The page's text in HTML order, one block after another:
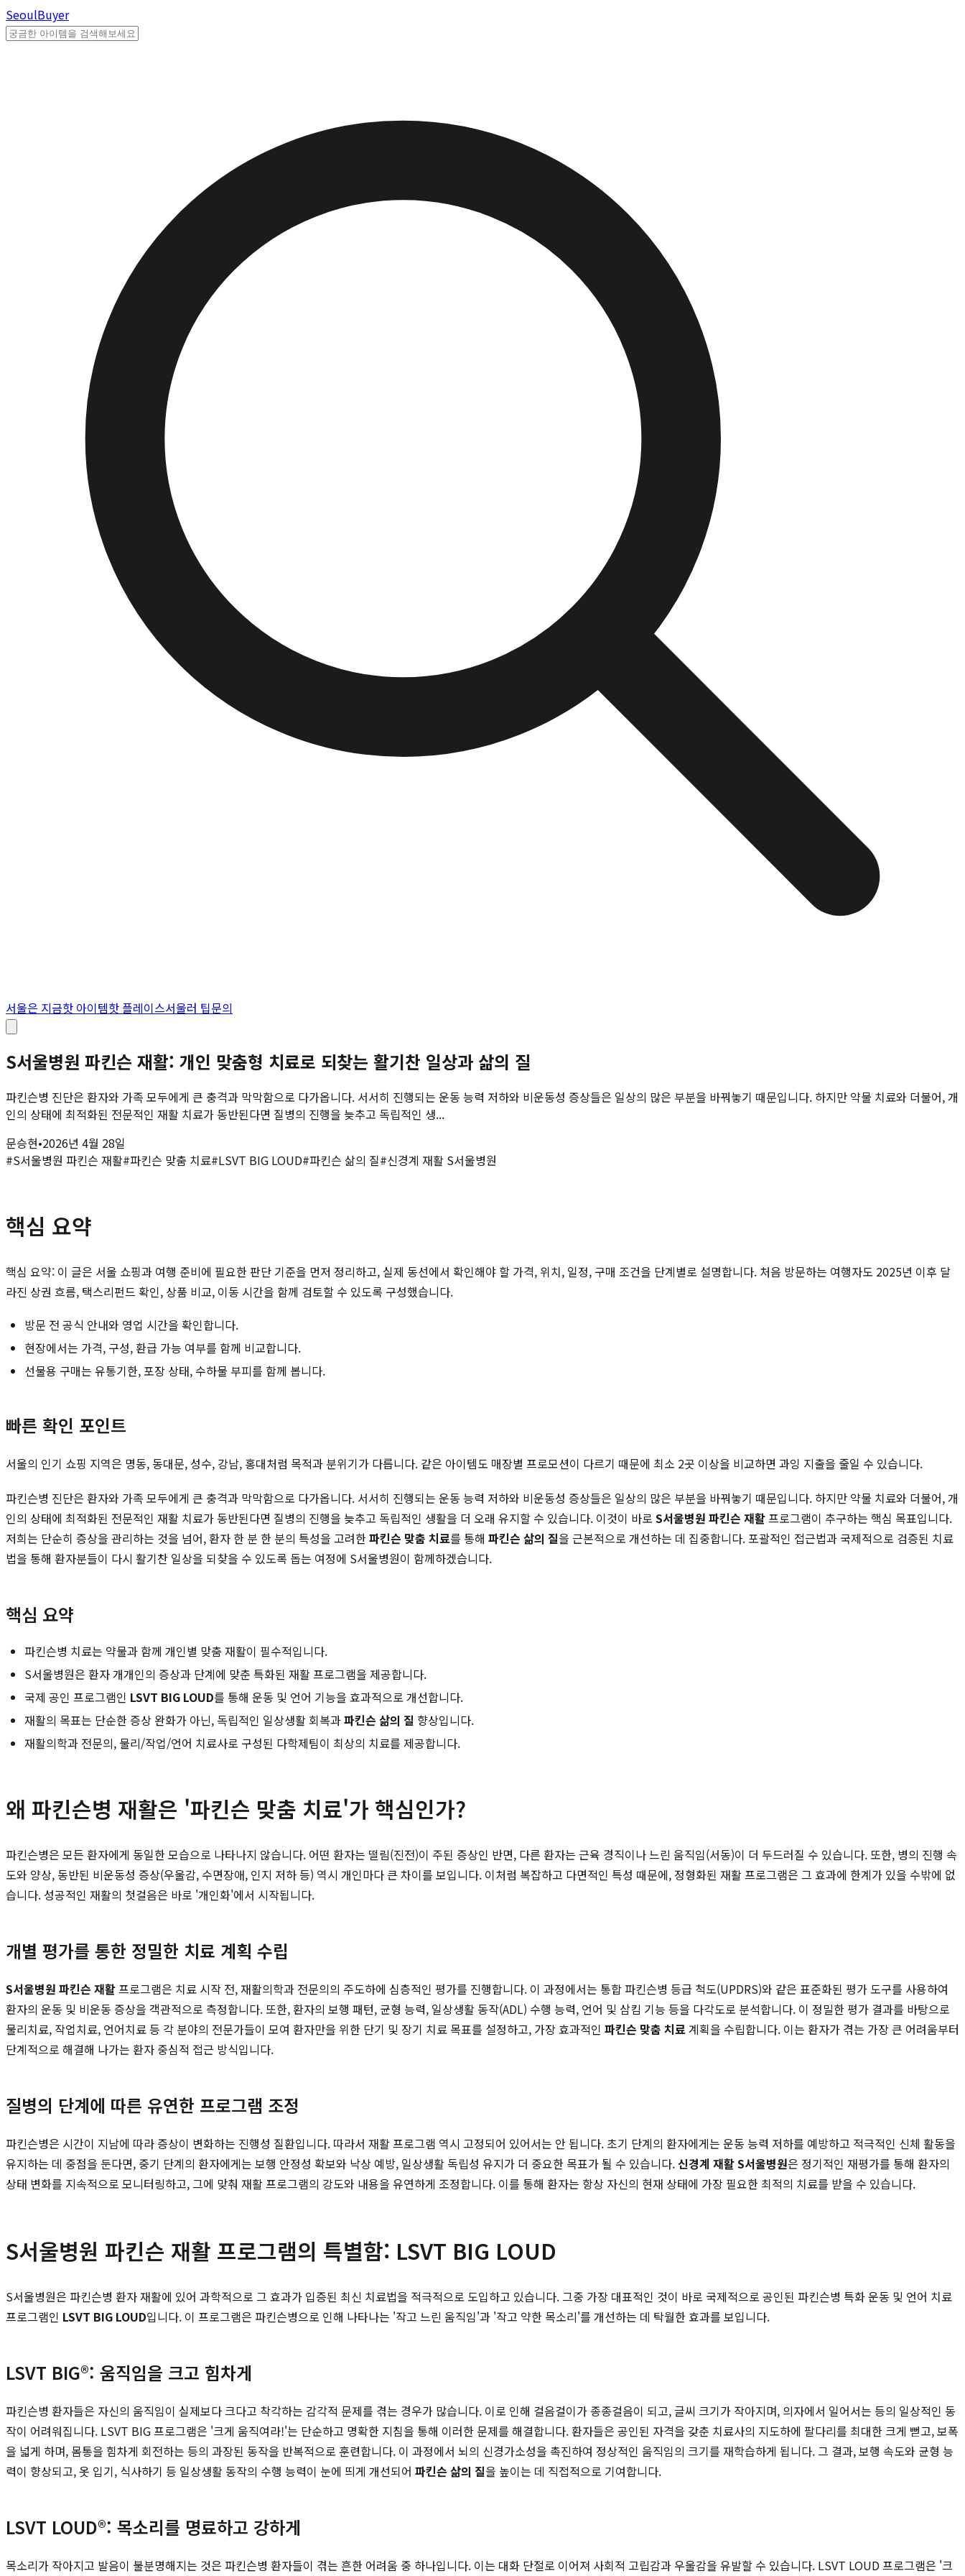
SeoulBuyer
서울은 지금핫 아이템핫 플레이스서울러 팁문의
S서울병원 파킨슨 재활: 개인 맞춤형 치료로 되찾는 활기찬 일상과 삶의 질
파킨슨병 진단은 환자와 가족 모두에게 큰 충격과 막막함으로 다가옵니다. 서서히 진행되는 운동 능력 저하와 비운동성 증상들은 일상의 많은 부분을 바꿔놓기 때문입니다. 하지만 약물 치료와 더불어, 개
인의 상태에 최적화된 전문적인 재활 치료가 동반된다면 질병의 진행을 늦추고 독립적인 생...
문승현•2026년 4월 28일
#S서울병원 파킨슨 재활#파킨슨 맞춤 치료#LSVT BIG LOUD#파킨슨 삶의 질#신경계 재활 S서울병원
핵심 요약
핵심 요약: 이 글은 서울 쇼핑과 여행 준비에 필요한 판단 기준을 먼저 정리하고, 실제 동선에서 확인해야 할 가격, 위치, 일정, 구매 조건을 단계별로 설명합니다. 처음 방문하는 여행자도 2025년 이후 달
라진 상권 흐름, 택스리펀드 확인, 상품 비교, 이동 시간을 함께 검토할 수 있도록 구성했습니다.
방문 전 공식 안내와 영업 시간을 확인합니다.
현장에서는 가격, 구성, 환급 가능 여부를 함께 비교합니다.
선물용 구매는 유통기한, 포장 상태, 수하물 부피를 함께 봅니다.
빠른 확인 포인트
서울의 인기 쇼핑 지역은 명동, 동대문, 성수, 강남, 홍대처럼 목적과 분위기가 다릅니다. 같은 아이템도 매장별 프로모션이 다르기 때문에 최소 2곳 이상을 비교하면 과잉 지출을 줄일 수 있습니다.
파킨슨병 진단은 환자와 가족 모두에게 큰 충격과 막막함으로 다가옵니다. 서서히 진행되는 운동 능력 저하와 비운동성 증상들은 일상의 많은 부분을 바꿔놓기 때문입니다. 하지만 약물 치료와 더불어, 개
인의 상태에 최적화된 전문적인 재활 치료가 동반된다면 질병의 진행을 늦추고 독립적인 생활을 더 오래 유지할 수 있습니다. 이것이 바로 S서울병원 파킨슨 재활프로그램이 추구하는 핵심 목표입니다.
저희는 단순히 증상을 관리하는 것을 넘어, 환자 한 분 한 분의 특성을 고려한파킨슨 맞춤 치료를 통해 파킨슨 삶의 질을 근본적으로 개선하는 데 집중합니다. 포괄적인 접근법과 국제적으로 검증된 치료
법을 통해 환자분들이 다시 활기찬 일상을 되찾을 수 있도록 돕는 여정에 S서울병원이 함께하겠습니다.
핵심 요약
파킨슨병 치료는 약물과 함께 개인별 맞춤 재활이 필수적입니다.
S서울병원은 환자 개개인의 증상과 단계에 맞춘 특화된 재활 프로그램을 제공합니다.
국제 공인 프로그램인 LSVT BIG LOUD를 통해 운동 및 언어 기능을 효과적으로 개선합니다.
재활의 목표는 단순한 증상 완화가 아닌, 독립적인 일상생활 회복과파킨슨 삶의 질 향상입니다.
재활의학과 전문의, 물리/작업/언어 치료사로 구성된 다학제팀이 최상의 치료를 제공합니다.
왜 파킨슨병 재활은 '파킨슨 맞춤 치료'가 핵심인가?
파킨슨병은 모든 환자에게 동일한 모습으로 나타나지 않습니다. 어떤 환자는 떨림(진전)이 주된 증상인 반면, 다른 환자는 근육 경직이나 느린 움직임(서동)이 더 두드러질 수 있습니다. 또한, 병의 진행 속
도와 양상, 동반된 비운동성 증상(우울감, 수면장애, 인지 저하 등) 역시 개인마다 큰 차이를 보입니다. 이처럼 복잡하고 다면적인 특성 때문에, 정형화된 재활 프로그램은 그 효과에 한계가 있을 수밖에 없
습니다. 성공적인 재활의 첫걸음은 바로 '개인화'에서 시작됩니다.
개별 평가를 통한 정밀한 치료 계획 수립
S서울병원 파킨슨 재활프로그램은 치료 시작 전, 재활의학과 전문의의 주도하에 심층적인 평가를 진행합니다. 이 과정에서는 통합 파킨슨병 등급 척도(UPDRS)와 같은 표준화된 평가 도구를 사용하여
환자의 운동 및 비운동 증상을 객관적으로 측정합니다. 또한, 환자의 보행 패턴, 균형 능력, 일상생활 동작(ADL) 수행 능력, 언어 및 삼킴 기능 등을 다각도로 분석합니다. 이 정밀한 평가 결과를 바탕으로
물리치료, 작업치료, 언어치료 등 각 분야의 전문가들이 모여 환자만을 위한 단기 및 장기 치료 목표를 설정하고, 가장 효과적인 파킨슨 맞춤 치료계획을 수립합니다. 이는 환자가 겪는 가장 큰 어려움부터
단계적으로 해결해 나가는 환자 중심적 접근 방식입니다.
질병의 단계에 따른 유연한 프로그램 조정
파킨슨병은 시간이 지남에 따라 증상이 변화하는 진행성 질환입니다. 따라서 재활 프로그램 역시 고정되어 있어서는 안 됩니다. 초기 단계의 환자에게는 운동 능력 저하를 예방하고 적극적인 신체 활동을
유지하는 데 중점을 둔다면, 중기 단계의 환자에게는 보행 안정성 확보와 낙상 예방, 일상생활 독립성 유지가 더 중요한 목표가 될 수 있습니다.신경계 재활 S서울병원은 정기적인 재평가를 통해 환자의
상태 변화를 지속적으로 모니터링하고, 그에 맞춰 재활 프로그램의 강도와 내용을 유연하게 조정합니다. 이를 통해 환자는 항상 자신의 현재 상태에 가장 필요한 최적의 치료를 받을 수 있습니다.
S서울병원 파킨슨 재활 프로그램의 특별함: LSVT BIG LOUD
S서울병원은 파킨슨병 환자 재활에 있어 과학적으로 그 효과가 입증된 최신 치료법을 적극적으로 도입하고 있습니다. 그중 가장 대표적인 것이 바로 국제적으로 공인된 파킨슨병 특화 운동 및 언어 치료
프로그램인 LSVT BIG LOUD입니다. 이 프로그램은 파킨슨병으로 인해 나타나는 '작고 느린 움직임'과 '작고 약한 목소리'를 개선하는 데 탁월한 효과를 보입니다.
LSVT BIG®: 움직임을 크고 힘차게
파킨슨병 환자들은 자신의 움직임이 실제보다 크다고 착각하는 감각적 문제를 겪는 경우가 많습니다. 이로 인해 걸음걸이가 종종걸음이 되고, 글씨 크기가 작아지며, 의자에서 일어서는 등의 일상적인 동
작이 어려워집니다. LSVT BIG 프로그램은 '크게 움직여라!'는 단순하고 명확한 지침을 통해 이러한 문제를 해결합니다. 환자들은 공인된 자격을 갖춘 치료사의 지도하에 팔다리를 최대한 크게 뻗고, 보폭
을 넓게 하며, 몸통을 힘차게 회전하는 등의 과장된 동작을 반복적으로 훈련합니다. 이 과정에서 뇌의 신경가소성을 촉진하여 정상적인 움직임의 크기를 재학습하게 됩니다. 그 결과, 보행 속도와 균형 능
력이 향상되고, 옷 입기, 식사하기 등 일상생활 동작의 수행 능력이 눈에 띄게 개선되어 파킨슨 삶의 질을 높이는 데 직접적으로 기여합니다.
LSVT LOUD®: 목소리를 명료하고 강하게
목소리가 작아지고 발음이 불분명해지는 것은 파킨슨병 환자들이 겪는 흔한 어려움 중 하나입니다. 이는 대화 단절로 이어져 사회적 고립감과 우울감을 유발할 수 있습니다. LSVT LOUD 프로그램은 '크